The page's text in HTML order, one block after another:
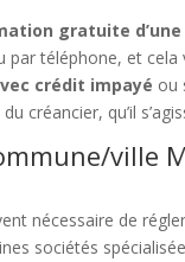
gratuite
par téléphone, et
crédit impayé ou
créancier, qu’il
ville
nécessaire de
sociétés